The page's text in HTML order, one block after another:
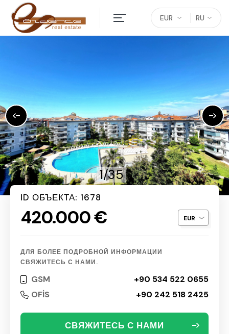
RU
EUR
1/35
ID ОБЪЕКТА: 1678
420.000 €
ДЛЯ БОЛЕЕ ПОДРОБНОЙ ИНФОРМАЦИИ
СВЯЖИТЕСЬ С НАМИ.
GSM
+90 534 522 0655
OFİS
+90 242 518 2425
СВЯЖИТЕСЬ С НАМИ